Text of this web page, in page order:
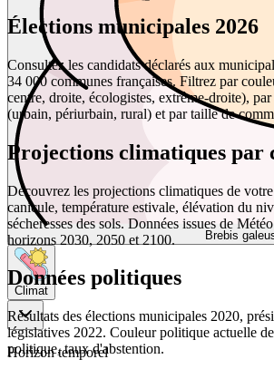
Brebis
Climat
Horizon temporel
Élections municipales 2026
Consultez les candidats déclarés aux
34 000 communes françaises. Filtrez par
centre, droite, écologistes, extrême-droite),
(urbain, périurbain, rural) et par taille de
Projections climatiques par
Découvrez les projections climatiques de
canicule, température estivale, élévation du
sécheresses des sols. Données issues de
horizons 2030, 2050 et 2100.
Données politiques
Résultats des élections municipales 2020,
législatives 2022. Couleur politique actuelle
politique, taux d'abstention.